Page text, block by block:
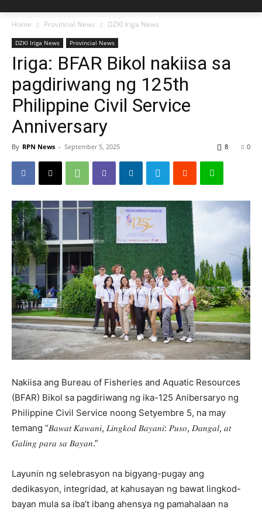
Home Provincial News DZKI Iriga News
DZKI Iriga News Provincial News
Iriga: BFAR Bikol nakiisa sa
pagdiriwang ng 125th
Philippine Civil Service
Anniversary
By RPN News - September 5, 2025 0
8
Nakiisa ang Bureau of Fisheries and Aquatic Resources
(BFAR) Bikol sa pagdiriwang ng ika-125 Anibersaryo ng
Philippine Civil Service noong Setyembre 5, na may
temang “𝐵𝑎𝑤𝑎𝑡 𝐾𝑎𝑤𝑎𝑛𝑖, 𝐿𝑖𝑛𝑔𝑘𝑜𝑑 𝐵𝑎𝑦𝑎𝑛𝑖: 𝑃𝑢𝑠𝑜, 𝐷𝑎𝑛𝑔𝑎𝑙, 𝑎𝑡
𝐺𝑎𝑙𝑖𝑛𝑔 𝑝𝑎𝑟𝑎 𝑠𝑎 𝐵𝑎𝑦𝑎𝑛.”
Layunin ng selebrasyon na bigyang-pugay ang
dedikasyon, integridad, at kahusayan ng bawat lingkod-
bayan mula sa iba’t ibang ahensya ng pamahalaan na